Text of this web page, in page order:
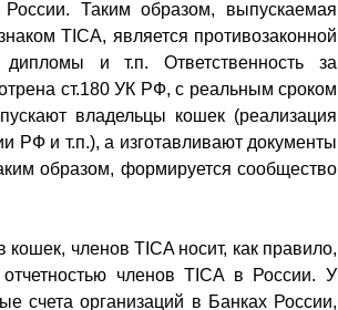
Таким образом, выпускаемая
TICA, является противозаконной
и т.п. Ответственность за
ст.180 УК РФ, с реальным сроком
владельцы кошек (реализация
РФ и т.п.), а изготавливают документы
образом, формируется сообщество
членов TICA носит, как правило,
членов TICA в России. У
счета организаций в Банках России,